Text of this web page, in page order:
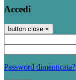
Accedi
button close ×
Password dimenticata?